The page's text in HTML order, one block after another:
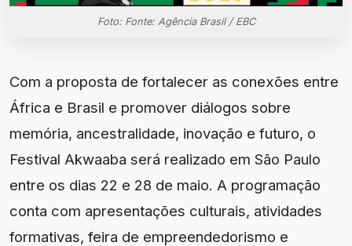
Foto: Fonte: Agência Brasil / EBC
Com a proposta de fortalecer as conexões entre
África e Brasil e promover diálogos sobre
memória, ancestralidade, inovação e futuro, o
Festival Akwaaba será realizado em São Paulo
entre os dias 22 e 28 de maio. A programação
conta com apresentações culturais, atividades
formativas, feira de empreendedorismo e